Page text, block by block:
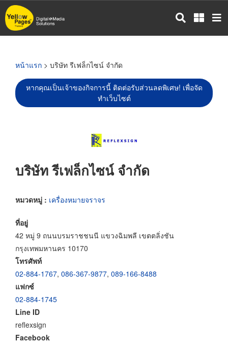
ข้าม
ไป
หน้าแรก > บริษัท รีเฟล็กไซน์ จำกัด
หากคุณเป็นเจ้าของกิจการนี้ ติดต่อรับส่วนลดพิเศษ! เพื่อจัด
ทำเว็บไซต์
บริษัท รีเฟล็กไซน์ จำกัด
หมวดหมู่ : เครื่องหมายจราจร
ที่อยู่
42 หมู่ 9 ถนนบรมราชชนนี แขวงฉิมพลี เขตตลิ่งชัน
กรุงเทพมหานคร 10170
โทรศัพท์
02-884-1767, 086-367-9877, 089-166-8488
แฟกซ์
02-884-1745
Line ID
reflexsign
Facebook